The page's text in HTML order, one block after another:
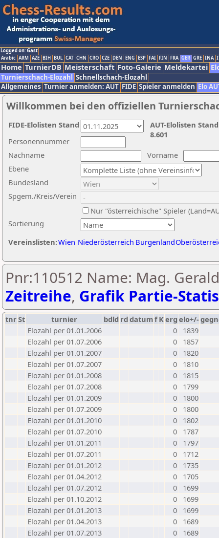
Logged on: Gast
Arabic ARM AZE BIH BUL CAT CHN CRO CZE DEN ENG ESP FAI FIN FRA GER GRE INA
Home TurnierDB Meisterschaft Foto-Galerie Meldekartei
Turnierschach-Elozahl Schnellschach-Elozahl
Allgemeines Turnier anmelden: AUT FIDE Spieler anmelden Elo
Willkommen bei den offiziellen
Nachname
Vorname
Ebene
Sortierung
Personennummer
Bundesland
Spgem./Kreis/Verein
Nur "österreichische" Spieler
Vereinslisten:Wien Niederösterreich Burgenland
AUT-Elolisten
8.601
FIDE-Elolisten Stand
Pnr:110512 Name: Mag.
Zeitreihe, Grafik Partie-
tnrSt turnier bdld rd datumf Kerg elo+/-
Elozahl per 01.01.2006
0
1839
Elozahl per 01.07.2006
0
1857
Elozahl per 01.01.2007
0
1820
Elozahl per 01.07.2007
0
1810
Elozahl per 01.01.2008
0
1815
Elozahl per 01.07.2008
0
1799
Elozahl per 01.01.2009
0
1800
Elozahl per 01.07.2009
0
1800
Elozahl per 01.01.2010
0
1802
Elozahl per 01.07.2010
0
1787
Elozahl per 01.01.2011
0
1797
Elozahl per 01.07.2011
0
1712
Elozahl per 01.01.2012
0
1735
Elozahl per 01.04.2012
0
1705
Elozahl per 01.07.2012
0
1699
Elozahl per 01.10.2012
0
1699
Elozahl per 01.01.2013
0
1699
Elozahl per 01.04.2013
0
1689
Elozahl per 01.07.2013
0
1689